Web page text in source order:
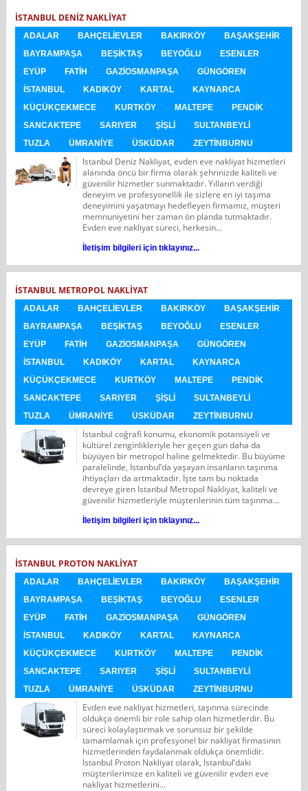
İSTANBUL DENIZ NAKLIYAT
ADALAR BAHÇELIEVLER BAKIRKÖY
BAŞAKŞEHIR
BAYRAMPAŞA
BEŞIKTAŞ BEYOĞLU
ESENLER
EYÜP
FATIH GAZIOSMANPAŞA
GÜNGÖREN
İSTANBUL
KADIKÖY KARTAL
KAYNARCA
KÜÇÜKÇEKMECE
KURTKÖY MALTEPE
PENDIK
SANCAKTEPE
SARIYER ŞIŞLI
SULTANBEYLI
TUZLA
ÜMRANIYE ÜSKÜDAR ZEYTINBURNU
Istanbul Deniz Nakliyat, evden eve nakliyat hizmetleri
alanında öncü bir firma olarak şehrinizde kaliteli ve
güvenilir hizmetler sunmaktadır. Yılların verdiği
deneyim ve profesyonellik ile sizlere en iyi taşıma
deneyimini yaşatmayı hedefleyen firmamız, müşteri
memnuniyetini her zaman ön planda tutmaktadır.
Evden eve nakliyat süreci, herkesin...
İletişim bilgileri için tıklayınız...
İSTANBUL METROPOL NAKLIYAT
ADALAR BAHÇELIEVLER BAKIRKÖY
BAŞAKŞEHIR
BAYRAMPAŞA
BEŞIKTAŞ BEYOĞLU
ESENLER
EYÜP
FATIH GAZIOSMANPAŞA
GÜNGÖREN
İSTANBUL
KADIKÖY KARTAL
KAYNARCA
KÜÇÜKÇEKMECE
KURTKÖY MALTEPE
PENDIK
SANCAKTEPE
SARIYER ŞIŞLI
SULTANBEYLI
TUZLA
ÜMRANIYE ÜSKÜDAR ZEYTINBURNU
İstanbul coğrafi konumu, ekonomik potansiyeli ve
kültürel zenginlikleriyle her geçen gün daha da
büyüyen bir metropol haline gelmektedir. Bu büyüme
paralelinde, İstanbul’da yaşayan insanların taşınma
ihtiyaçları da artmaktadır. İşte tam bu noktada
devreye giren İstanbul Metropol Nakliyat, kaliteli ve
güvenilir hizmetleriyle müşterilerinin tüm taşınma...
İletişim bilgileri için tıklayınız...
İSTANBUL PROTON NAKLIYAT
ADALAR BAHÇELIEVLER BAKIRKÖY
BAŞAKŞEHIR
BAYRAMPAŞA
BEŞIKTAŞ BEYOĞLU
ESENLER
EYÜP
FATIH GAZIOSMANPAŞA
GÜNGÖREN
İSTANBUL
KADIKÖY KARTAL
KAYNARCA
KÜÇÜKÇEKMECE
KURTKÖY MALTEPE
PENDIK
SANCAKTEPE
SARIYER ŞIŞLI
SULTANBEYLI
TUZLA
ÜMRANIYE ÜSKÜDAR ZEYTINBURNU
Evden eve nakliyat hizmetleri, taşınma sürecinde
oldukça önemli bir role sahip olan hizmetlerdir. Bu
süreci kolaylaştırmak ve sorunsuz bir şekilde
tamamlamak için profesyonel bir nakliyat firmasının
hizmetlerinden faydalanmak oldukça önemlidir.
İstanbul Proton Nakliyat olarak, İstanbul’daki
müşterilerimize en kaliteli ve güvenilir evden eve
nakliyat hizmetlerini...